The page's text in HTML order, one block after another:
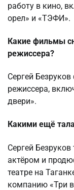
работу в кино,
орел» и «ТЭФИ».
Какие фильмы
режиссера?
Сергей
режиссера,
двери».
Какими ещё
Сергей
актёром и
театре на
компанию «Три